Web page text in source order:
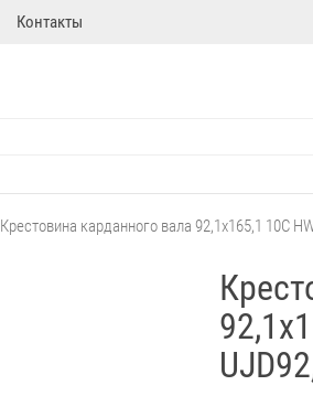
Контакты
Крестовина карданного вала 92,1x165,1 10C